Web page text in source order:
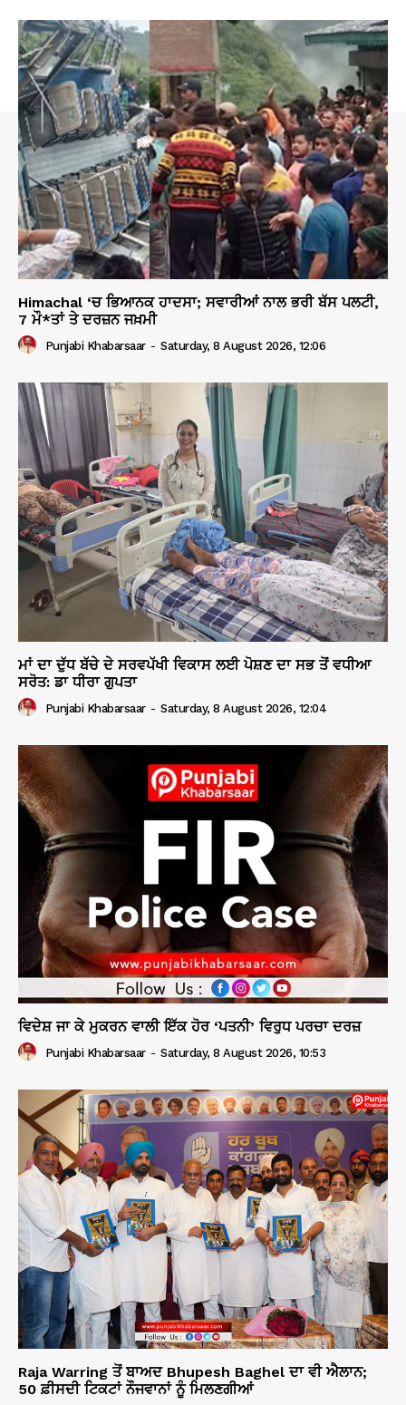
Himachal ‘ਚ ਭਿਆਨਕ ਹਾਦਸਾ; ਸਵਾਰੀਆਂ ਨਾਲ ਭਰੀ ਬੱਸ ਪਲਟੀ,
7 ਮੌ*ਤਾਂ ਤੇ ਦਰਜ਼ਨ ਜਖ਼ਮੀ
Punjabi Khabarsaar - Saturday, 8 August 2026, 12:06
ਮਾਂ ਦਾ ਦੁੱਧ ਬੱਚੇ ਦੇ ਸਰਵਪੱਖੀ ਵਿਕਾਸ ਲਈ ਪੋਸ਼ਣ ਦਾ ਸਭ ਤੋਂ ਵਧੀਆ
ਸਰੋਤ: ਡਾ ਧੀਰਾ ਗੁਪਤਾ
Punjabi Khabarsaar - Saturday, 8 August 2026, 12:04
ਵਿਦੇਸ਼ ਜਾ ਕੇ ਮੁਕਰਨ ਵਾਲੀ ਇੱਕ ਹੋਰ ‘ਪਤਨੀ’ ਵਿਰੁਧ ਪਰਚਾ ਦਰਜ਼
Punjabi Khabarsaar - Saturday, 8 August 2026, 10:53
Raja Warring ਤੋਂ ਬਾਅਦ Bhupesh Baghel ਦਾ ਵੀ ਐਲਾਨ;
50 ਫ਼ੀਸਦੀ ਟਿਕਟਾਂ ਨੌਜਵਾਨਾਂ ਨੂੰ ਮਿਲਣਗੀਆਂ